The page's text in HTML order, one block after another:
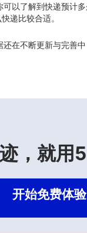
可以了解到快递预计
递比较合适。
还在不断更新与完善
，就用
开始免费体验